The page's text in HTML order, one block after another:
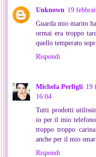
Unknown 19
Guarda mio marito
ormai era troppo
quello temperato
Rispondi
Michela Perfigli 19
16:04
Tutti prodotti
io per il mio
troppo troppo
anche per il mio
Rispondi